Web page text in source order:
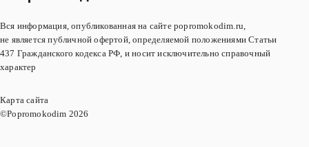
©Popromokodim 2026
Карта сайта
Вся информация, опубликованная на сайте popromokodim.ru,
не является публичной офертой, определяемой положениями Статьи
437 Гражданского кодекса РФ, и носит исключительно справочный
характер